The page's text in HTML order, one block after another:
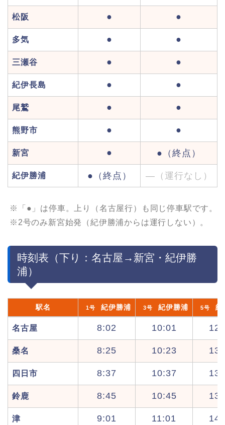
松阪 ● ●
多気 ● ●
三瀬谷 ● ●
紀伊長島 ● ●
尾鷲 ● ●
熊野市 ● ●
新宮 ● ●（終点）
紀伊勝浦 ●（終点） —（運行なし）
※「●」は停車。上り（名古屋行）も同じ停車駅です。
※2号のみ新宮始発（紀伊勝浦からは運行しない）。
時刻表（下り：名古屋→新宮・紀伊勝
浦）
駅名 1号 紀伊勝浦 3号 紀伊勝浦 5号 紀
名古屋 8:02 10:01
桑名 8:25 10:23
四日市 8:37 10:37
鈴鹿 8:45 10:45
津 9:01 11:01